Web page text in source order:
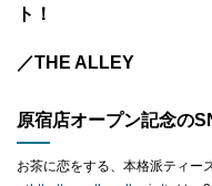
ト！
／THE ALLEY
原宿店オープン記念の
お茶に恋をする、本格派ティー